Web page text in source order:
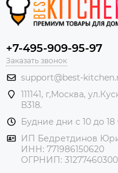
+7-495-909-95-97
Заказать звонок
support@best-
111141, г,Москва,
В318.
Будние дни с 10 до 18
ИП Бедретдинов
ИНН: 771986150620
ОГРНИП: